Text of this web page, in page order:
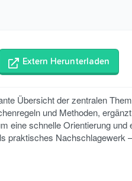
Extern Herunterladen
Übersicht der zentralen
und Methoden,
eine schnelle Orientierung
praktisches Nachschlagewerk